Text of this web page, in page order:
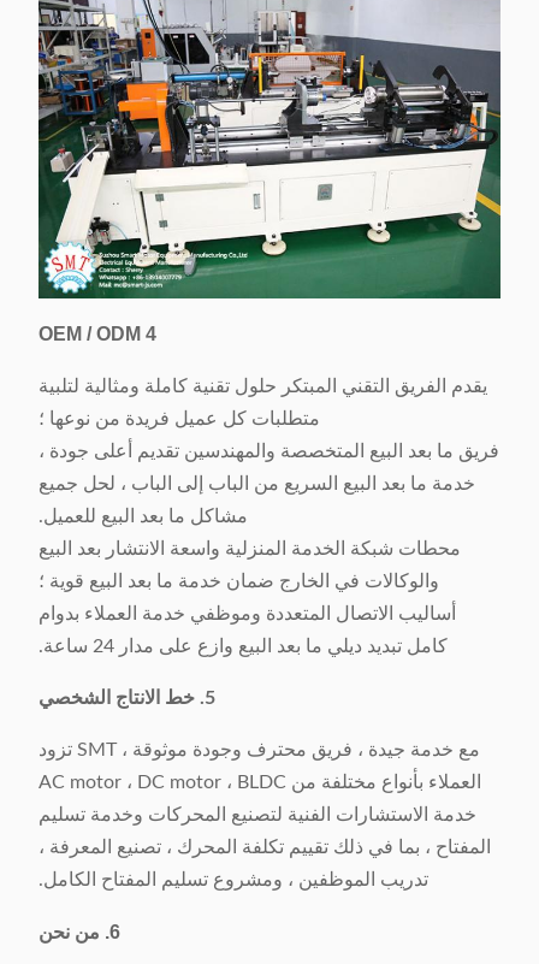
4
OEM / ODM
يقدم الفريق التقني المبتكر حلول تقنية كاملة ومثالية لتلبية
متطلبات كل عميل فريدة من نوعها ؛
فريق ما بعد البيع المتخصصة والمهندسين تقديم أعلى جودة ،
خدمة ما بعد البيع السريع من الباب إلى الباب ، لحل جميع
مشاكل ما بعد البيع للعميل.
محطات شبكة الخدمة المنزلية واسعة الانتشار بعد البيع
والوكالات في الخارج ضمان خدمة ما بعد البيع قوية ؛
أساليب الاتصال المتعددة وموظفي خدمة العملاء بدوام
كامل تبديد ديلي ما بعد البيع وازع على مدار 24 ساعة.
5. خط الانتاج الشخصي
مع خدمة جيدة ، فريق محترف وجودة موثوقة ، SMT تزود
العملاء بأنواع مختلفة من AC motor ، DC motor ، BLDC
خدمة الاستشارات الفنية لتصنيع المحركات وخدمة تسليم
المفتاح ، بما في ذلك تقييم تكلفة المحرك ، تصنيع المعرفة ،
تدريب الموظفين ، ومشروع تسليم المفتاح الكامل.
6. من نحن